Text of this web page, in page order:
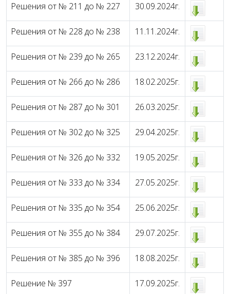
Решения от № 211 до № 227 30.09.2024г.
Решения от № 228 до № 238 11.11.2024г.
Решения от № 239 до № 265 23.12.2024г.
Решения от № 266 до № 286 18.02.2025г.
Решения от № 287 до № 301 26.03.2025г.
Решения от № 302 до № 325 29.04.2025г.
Решения от № 326 до № 332 19.05.2025г.
Решения от № 333 до № 334 27.05.2025г.
Решения от № 335 до № 354 25.06.2025г.
Решения от № 355 до № 384 29.07.2025г.
Решения от № 385 до № 396 18.08.2025г.
Решение № 397 17.09.2025г.